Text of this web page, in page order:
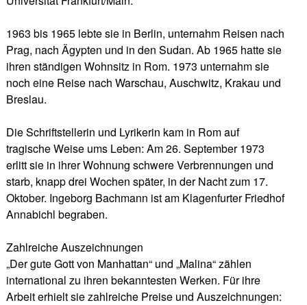
1963 bis 1965 lebte sie in Berlin, unternahm Reisen nach
Prag, nach Ägypten und in den Sudan. Ab 1965 hatte sie
ihren ständigen Wohnsitz in Rom. 1973 unternahm sie
noch eine Reise nach Warschau, Auschwitz, Krakau und
Breslau.
Die Schriftstellerin und Lyrikerin kam in Rom auf
tragische Weise ums Leben: Am 26. September 1973
erlitt sie in ihrer Wohnung schwere Verbrennungen und
starb, knapp drei Wochen später, in der Nacht zum 17.
Oktober. Ingeborg Bachmann ist am Klagenfurter Friedhof
Annabichl begraben.
Zahlreiche Auszeichnungen
„Der gute Gott von Manhattan“ und „Malina“ zählen
international zu ihren bekanntesten Werken. Für ihre
Arbeit erhielt sie zahlreiche Preise und Auszeichnungen: